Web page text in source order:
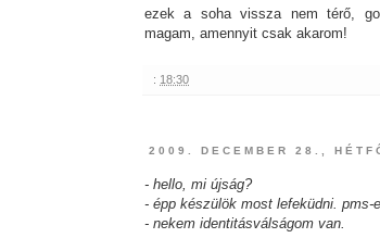
ezek a soha vissza nem térő,
magam, amennyit csak akarom!
: 18:30
2009. DECEMBER 28.,
- hello, mi újság?
- épp készülök most lefeküdni. pms-
- nekem identitásválságom van.